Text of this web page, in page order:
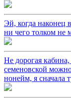
Эй, когда наконец
ни чего толком не
Не дорогая
семеновской
нонейм, я сначала